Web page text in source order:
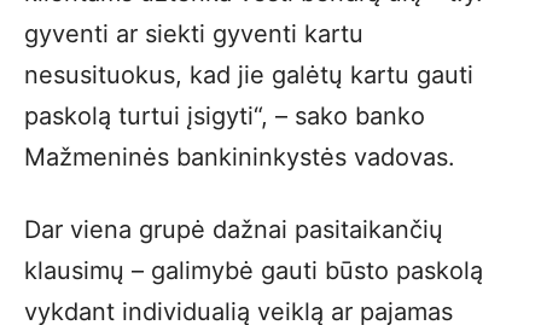
gyventi ar siekti gyventi kartu
nesusituokus, kad jie galėtų kartu gauti
paskolą turtui įsigyti“, – sako banko
Mažmeninės bankininkystės vadovas.
Dar viena grupė dažnai pasitaikančių
klausimų – galimybė gauti būsto paskolą
vykdant individualią veiklą ar pajamas